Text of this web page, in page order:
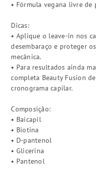
• Fórmula vegana livre
Dicas:
• Aplique o leave-in nos
desembaraço e proteger
mecânica.
• Para resultados ainda
completa Beauty Fusion
cronograma capilar.
Composição:
• Baicapil
• Biotina
• D-pantenol
• Glicerina
• Pantenol